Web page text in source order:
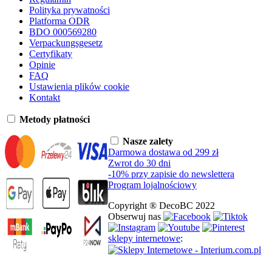
Polityka prywatności
Platforma ODR
BDO 000569280
Verpackungsgesetz
Certyfikaty
Opinie
FAQ
Ustawienia plików cookie
Kontakt
Metody płatności
Nasze zalety
Darmowa dostawa od 299 zł
Zwrot do 30 dni
-10% przy zapisie do newslettera
Program lojalnościowy
Copyright ® DecoBC 2022
Obserwuj nas
sklepy internetowe: